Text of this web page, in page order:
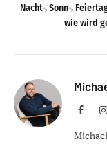
Nacht-, Sonn-,
wie wird